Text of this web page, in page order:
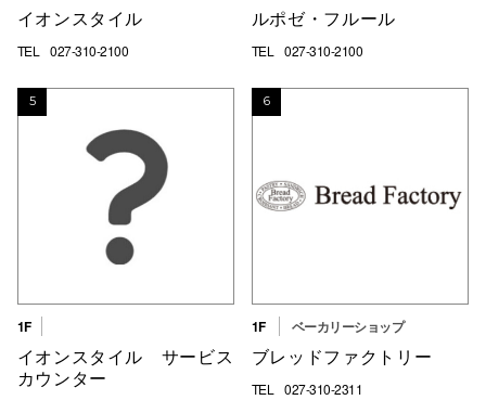
イオンスタイル
TEL 027-310-2100
ルポゼ・フルール
TEL 027-310-2100
5
1F
イオンスタイル サービス
カウンター
6
1F ベーカリーショップ
ブレッドファクトリー
TEL 027-310-2311